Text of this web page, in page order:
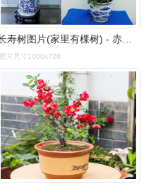
图片尺寸1000x728